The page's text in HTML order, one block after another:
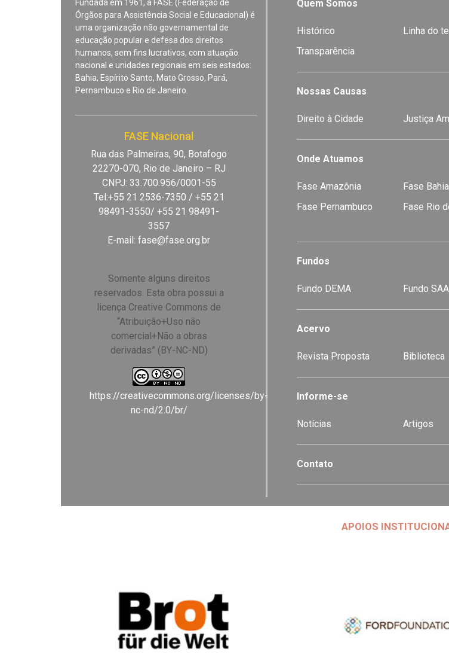
Fundada em 1961, a FASE (Federação de
Órgãos para Assistência Social e Educacional) é
uma organização não governamental de
educação popular e defesa dos direitos
humanos, sem fins lucrativos, com atuação
nacional e unidades regionais em seis estados:
Bahia, Espírito Santo, Mato Grosso, Pará,
Pernambuco e Rio de Janeiro.
FASE Nacional
Rua das Palmeiras, 90, Botafogo
22270-070, Rio de Janeiro – RJ
CNPJ: 33.700.956/0001-55
Tel:+55 21 2536-7350 / +55 21
98491-3550/ +55 21 98491-
3557
E-mail:fase@fase.org.br
Somente alguns direitos
reservados. Esta obra possui a
licença Creative Commons de
“Atribuição+Uso não
comercial+Não a obras
derivadas” (BY-NC-ND)
https://creativecommons.org/licenses/by-
nc-nd/2.0/br/
Quem Somos
Histórico Linha do
Transparência
Nossas Causas
Direito à Cidade Justiça
Onde Atuamos
Fase Amazônia Fase Bahia
Fase Pernambuco
Fase Rio
Fundos
Fundo DEMA Fundo
Acervo
Revista Proposta Biblioteca
Informe-se
Notícias Artigos
Contato
APOIOS